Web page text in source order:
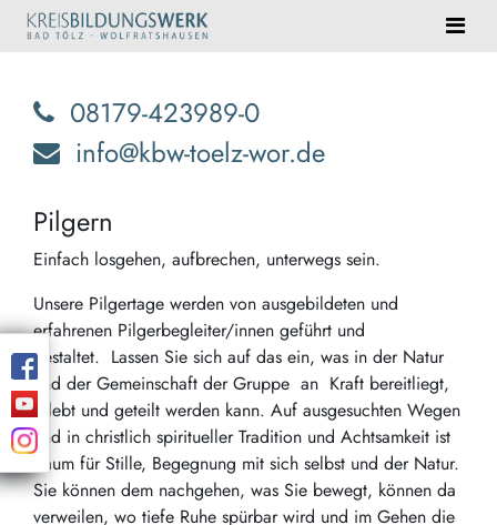
08179-423989-0
info@kbw-toelz-wor.de
Pilgern
Einfach losgehen, aufbrechen, unterwegs sein.
Unsere Pilgertage werden von ausgebildeten und
erfahrenen Pilgerbegleiter/innen geführt und
gestaltet. Lassen Sie sich auf das ein, was in der Natur
und der Gemeinschaft der Gruppe an Kraft bereitliegt,
erlebt und geteilt werden kann. Auf ausgesuchten Wegen
und in christlich spiritueller Tradition und Achtsamkeit ist
Raum für Stille, Begegnung mit sich selbst und der Natur.
Sie können dem nachgehen, was Sie bewegt, können da
verweilen, wo tiefe Ruhe spürbar wird und im Gehen die